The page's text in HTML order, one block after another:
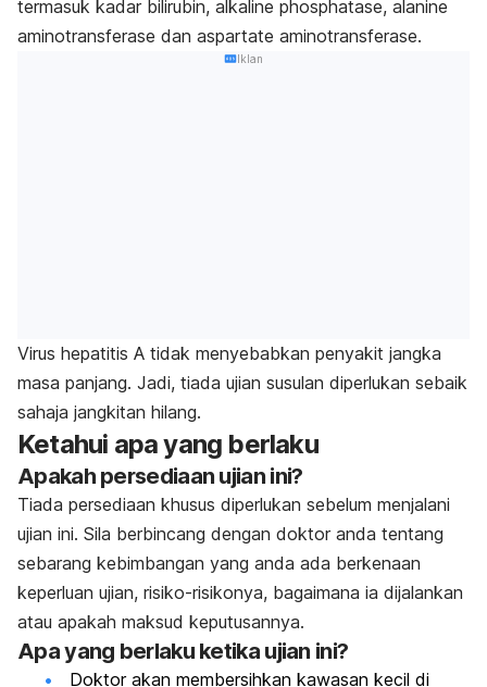
termasuk kadar bilirubin, alkaline phosphatase, alanine
aminotransferase dan aspartate aminotransferase.
Iklan
Virus hepatitis A tidak menyebabkan penyakit jangka
masa panjang. Jadi, tiada ujian susulan diperlukan sebaik
sahaja jangkitan hilang.
Ketahui apa yang berlaku
Apakah persediaan ujian ini?
Tiada persediaan khusus diperlukan sebelum menjalani
ujian ini. Sila berbincang dengan doktor anda tentang
sebarang kebimbangan yang anda ada berkenaan
keperluan ujian, risiko-risikonya, bagaimana ia dijalankan
atau apakah maksud keputusannya.
Apa yang berlaku ketika ujian ini?
Doktor akan membersihkan kawasan kecil di